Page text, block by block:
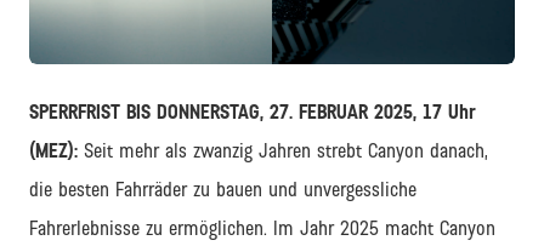
SPERRFRIST BIS DONNERSTAG, 27. FEBRUAR 2025, 17 Uhr
(MEZ): Seit mehr als zwanzig Jahren strebt Canyon danach,
die besten Fahrräder zu bauen und unvergessliche
Fahrerlebnisse zu ermöglichen. Im Jahr 2025 macht Canyon